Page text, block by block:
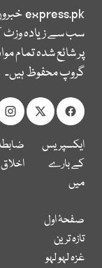
express.pk
سب سے زیادہ وزٹ
پر شائع شدہ تمام
گروپ محفوظ ہیں۔
ایکسپریس
کے بارے
میں
اخلاق
صفحۂ اول
تازہ ترین
غزہ لہو لہو